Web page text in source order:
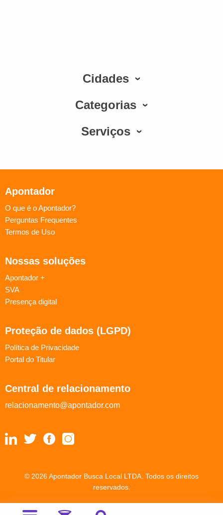
Cidades
Categorias
Serviços
Apontador
O que é o Apontador?
Perguntas Frequentes
Termos de Uso
Nossas soluções
Apontador +
SVA
Presença digital
Proteção de dados (LGPD)
Política de Privacidade
Portal do Titular
Central de relacionamento
relacionamento@apontador.com
© 2026 Apontador Busca Local LTDA. Todos os direitos
reservados.